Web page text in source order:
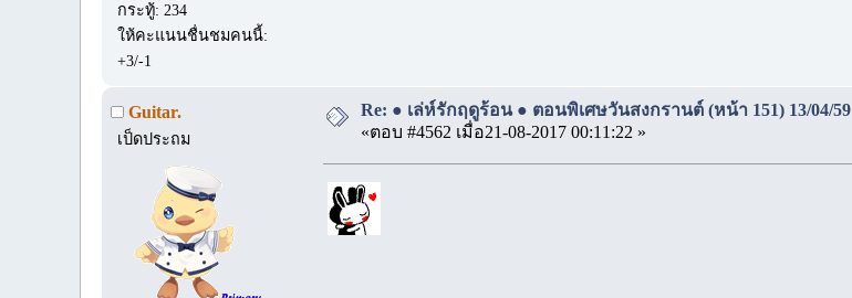
กระทู้: 234
ให้คะแนนชื่นชมคนนี้:
+3/-1
Guitar.
เป็ดประถม
Re: ● เล่ห์รักฤดูร้อน ● ตอนพิเศษวันสงกรานต์ (หน้า 151) 13/04/59
«ตอบ #4562 เมื่อ21-08-2017 00:11:22 »